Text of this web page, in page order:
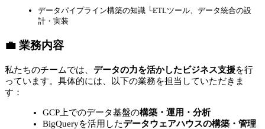
データパイプライン構築の知識 └ETLツール、データ統合の設
計・実装
💼 業務内容
私たちのチームでは、 データの力を活かしたビジネス支援を行
っています。具体的には、以下の業務を担当していただきま
す：
GCP上でのデータ基盤の構築・運用・分析
BigQueryを活用したデータウェアハウスの構築・管理